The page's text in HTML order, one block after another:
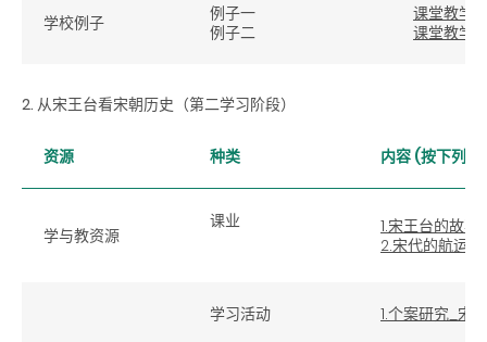
学校例子
例子一
例子二
课堂教学
课堂教学
2. 从宋王台看宋朝历史（第二学习阶段）
资源 种类 内容 (按下列
学与教资源
课业
1.宋王台的故事
2.宋代的航运
学习活动 1.个案研究_宋